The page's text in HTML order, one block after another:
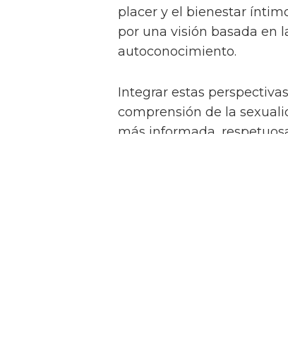
placer y el bienestar
por una visión basada en
autoconocimiento.
Integrar estas
comprensión de la
más informada,